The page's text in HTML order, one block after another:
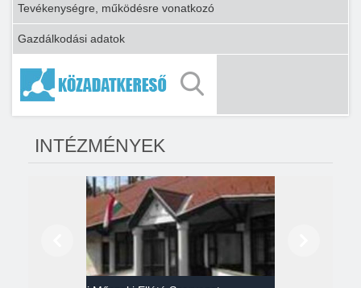
Tevékenységre, működésre vonatkozó
Gazdálkodási adatok
INTÉZMÉNYEK